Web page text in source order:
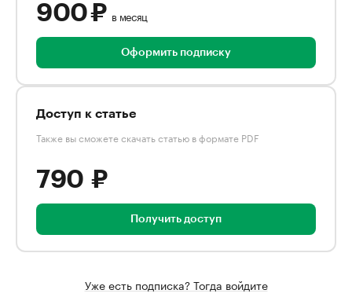
900 ₽ в месяц
Оформить подписку
Доступ к статье
Также вы сможете скачать статью в формате PDF
790 ₽
Получить доступ
Уже есть подписка? Тогда войдите